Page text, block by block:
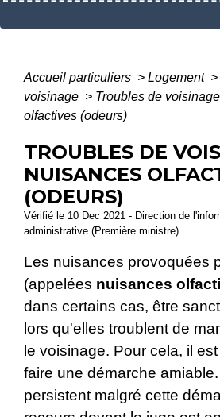
Accueil particuliers > Logement >
voisinage > Troubles de
olfactives (odeurs)
TROUBLES DE
NUISANCES
(ODEURS)
Vérifié le 10 Dec 2021 - Direction de
administrative (Première ministre)
Les nuisances provoquées
(appelées nuisances
dans certains cas, être
lors qu'elles troublent de
le voisinage. Pour cela, il
faire une démarche
persistent malgré cette